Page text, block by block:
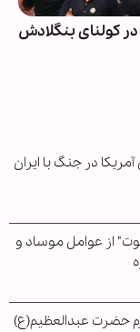
کولنای بنگلادش
در جنگ با ایران
از عوامل موساد و
حضرت عبدالعظیم(ع)